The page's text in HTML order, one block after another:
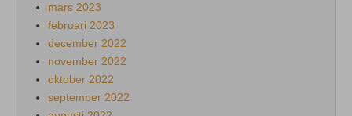
mars 2023
februari 2023
december 2022
november 2022
oktober 2022
september 2022